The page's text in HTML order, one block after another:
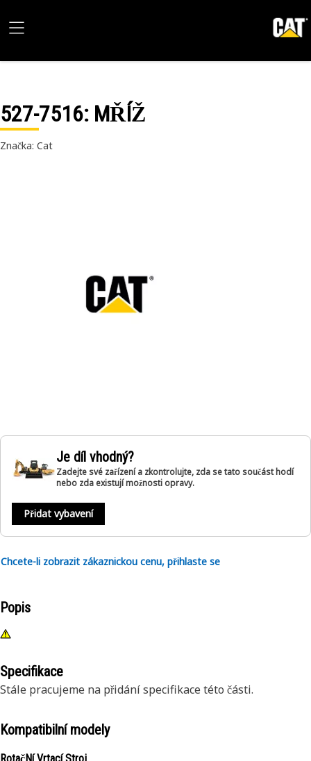
527-7516: MŘÍŽ
Značka: Cat
Je díl vhodný?
Zadejte své zařízení a zkontrolujte, zda se tato součást hodí
nebo zda existují možnosti opravy.
Přidat vybavení
Chcete-li zobrazit zákaznickou cenu, přihlaste se
Popis
Specifikace
Stále pracujeme na přidání specifikace této části.
Kompatibilní modely